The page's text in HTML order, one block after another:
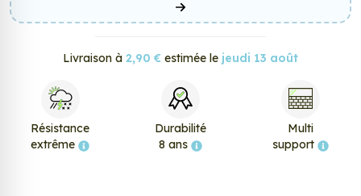
Livraison à 2,90 € estimée le jeudi 13 août
Résistance
extrême
Durabilité
8 ans
Multi
support